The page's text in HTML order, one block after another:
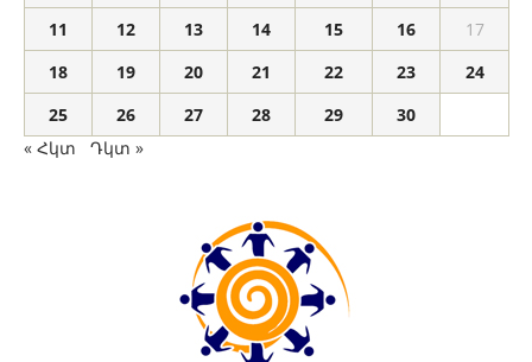
11
12 13 14 15 16
17
18
19 20 21 22 23
24
25
26 27 28 29
30
« Հկտ
Դկտ »